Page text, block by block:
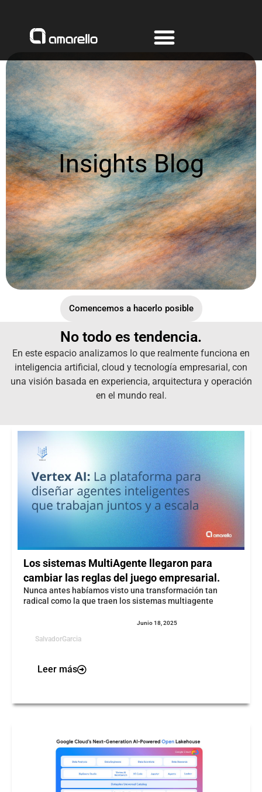
contenido
Insights Blog
Comencemos a hacerlo posible
No todo es tendencia.
En este espacio analizamos lo que realmente funciona en
inteligencia artificial, cloud y tecnología empresarial, con
una visión basada en experiencia, arquitectura y operación
en el mundo real.
Los sistemas MultiAgente llegaron para
cambiar las reglas del juego empresarial.
Nunca antes habíamos visto una transformación tan
radical como la que traen los sistemas multiagente
SalvadorGarcia
Junio 18, 2025
Leer más